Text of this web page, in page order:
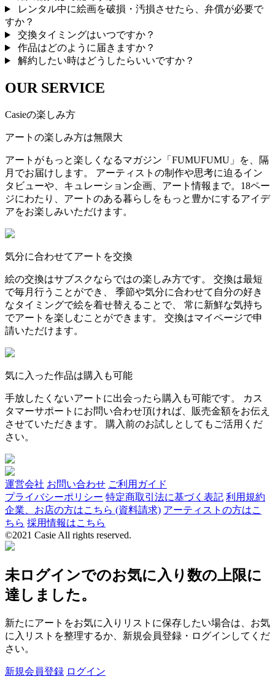
レンタル中に絵画を破損・汚損させたら、弁償が必要で
すか？
交換タイミングはいつですか？
作品はどのように届きますか？
解約したい時はどうしたらいいですか？
OUR SERVICE
Casieの楽しみ方
アートの楽しみ方は無限大
アートがもっと楽しくなるマガジン「FUMUFUMU」を、隔
月でお届けします。 アーティストの制作や思考に迫るイン
タビューや、キュレーション企画、アート情報まで。18ペー
ジにわたり、アートのある暮らしをもっと豊かにするアイデ
アをお楽しみいただけます。
気分に合わせてアートを交換
絵の交換はサブスクならではの楽しみ方です。 交換は最短
で毎月行うことができ、 季節や気分に合わせて自分の好き
なタイミングで絵を着せ替えることで、 常に新鮮な気持ち
でアートを楽しむことができます。 交換はマイページで申
請いただけます。
気に入った作品は購入も可能
手放したくないアートに出会ったら購入も可能です。 カス
タマーサポートにお問い合わせ頂ければ、販売金額をお伝え
させていただきます。 購入前のお試しとしてもご活用くだ
さい。
運営会社 お問い合わせ ご利用ガイド
プライバシーポリシー 特定商取引法に基づく表記 利用規約
企業、お店の方はこちら (資料請求) アーティストの方はこ
ちら 採用情報はこちら
©2021 Casie All rights reserved.
未ログインでのお気に入り数の上限に
達しました。
新たにアートをお気に入りリストに保存したい場合は、お気
に入リストを整理するか、新規会員登録・ログインしてくだ
さい。
新規会員登録 ログイン